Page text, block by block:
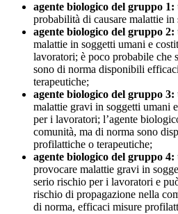
agente biologico del gruppo 1:
probabilità di causare malattie in
agente biologico del gruppo 2:
malattie in soggetti umani e
lavoratori; è poco probabile che
sono di norma disponibili
terapeutiche;
agente biologico del gruppo 3:
malattie gravi in soggetti umani
per i lavoratori; l’agente
comunità, ma di norma sono
profilattiche o terapeutiche;
agente biologico del gruppo 4:
provocare malattie gravi in
serio rischio per i lavoratori e
rischio di propagazione nella
di norma, efficaci misure